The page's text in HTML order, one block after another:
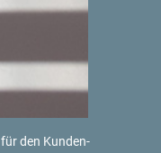
für den Kun­den­